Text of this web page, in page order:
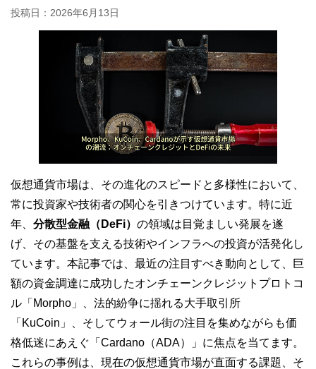
投稿日： 2026年6月13日
仮想通貨市場は、その進化のスピードと多様性において、
常に投資家や技術者の関心を引きつけています。特に近
年、 分散型金融（DeFi） の領域は目覚ましい発展を遂
げ、その基盤を支える技術やインフラへの投資が活発化し
ています。本記事では、最近の注目すべき動向として、巨
額の資金調達に成功したオンチェーンクレジットプロトコ
ル「Morpho」、法的紛争に揺れる大手取引所
「KuCoin」、そしてウォール街の注目を集めながらも価
格低迷にあえぐ「Cardano（ADA）」に焦点を当てます。
これらの事例は、現在の仮想通貨市場が直面する課題、そ